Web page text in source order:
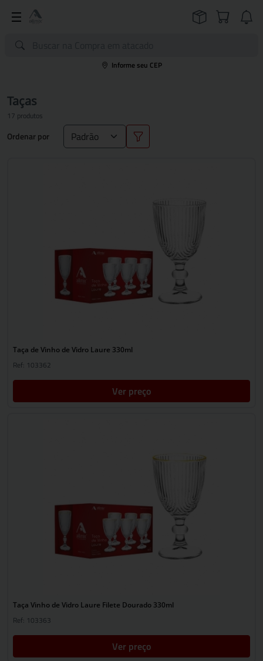
Informe seu CEP
Taças
17 produtos
Ordenar por
Taça de Vinho de Vidro Laure 330ml
Ref: 103362
Ver preço
Taça Vinho de Vidro Laure Filete Dourado 330ml
Ref: 103363
Ver preço